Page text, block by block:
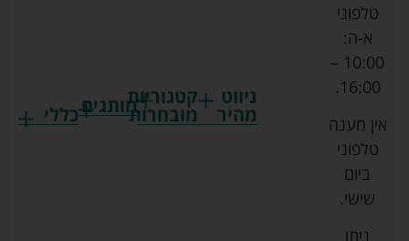
ניווט
מהיר
קטגוריות
מובחרותמותגים
גרקו
כללי
טלפוני
א-ה:
10:00 –
16:00.
אין מענה
טלפוני
ביום
שישי.
ניתן